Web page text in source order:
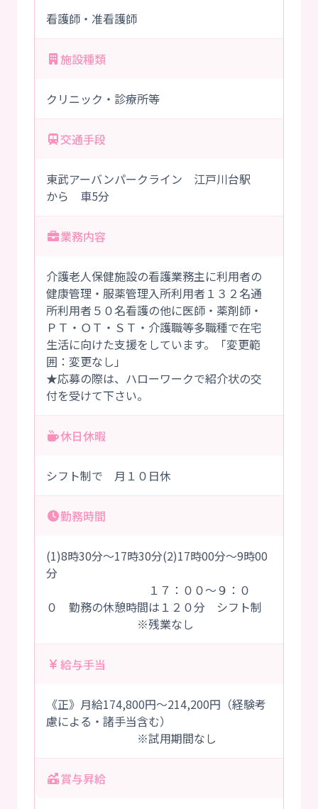
看護師・准看護師
施設種類
クリニック・診療所等
交通手段
東武アーバンパークライン 江戸川台駅
から 車5分
業務内容
介護老人保健施設の看護業務主に利用者の
健康管理・服薬管理入所利用者１３２名通
所利用者５０名看護の他に医師・薬剤師・
ＰＴ・ＯＴ・ＳＴ・介護職等多職種で在宅
生活に向けた支援をしています。「変更範
囲：変更なし」
★応募の際は、ハローワークで紹介状の交
付を受けて下さい。
休日休暇
シフト制で 月１０日休
勤務時間
(1)8時30分～17時30分(2)17時00分～9時00
分
１７：００～９：０
０ 勤務の休憩時間は１２０分 シフト制
※残業なし
給与手当
《正》月給174,800円～214,200円（経験考
慮による・諸手当含む）
※試用期間なし
賞与昇給